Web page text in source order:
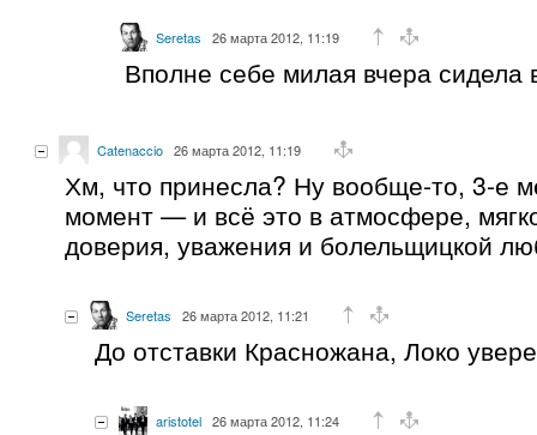
Seretas 26 марта 2012, 11:19
Вполне себе милая вчера сидела
Catenaccio 26 марта 2012, 11:19
Хм, что принесла? Ну вообще-то, 3-е
момент — и всё это в атмосфере,
доверия, уважения и болельщицкой
Seretas 26 марта 2012, 11:21
До отставки Красножана, Локо
aristotel 26 марта 2012, 11:24